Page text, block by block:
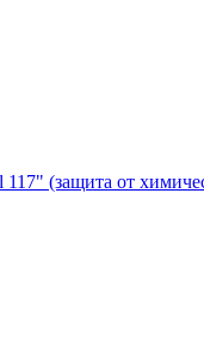
(защита от